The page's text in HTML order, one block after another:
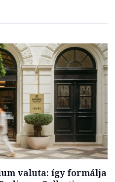
valuta: így formálja